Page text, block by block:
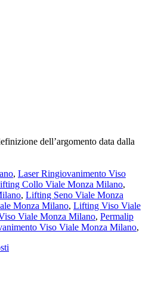
dell’argomento data dalla
, Laser Ringiovanimento Viso
Collo Viale Monza Milano,
, Lifting Seno Viale Monza
Monza Milano, Lifting Viso Viale
Viale Monza Milano, Permalip
Viso Viale Monza Milano,